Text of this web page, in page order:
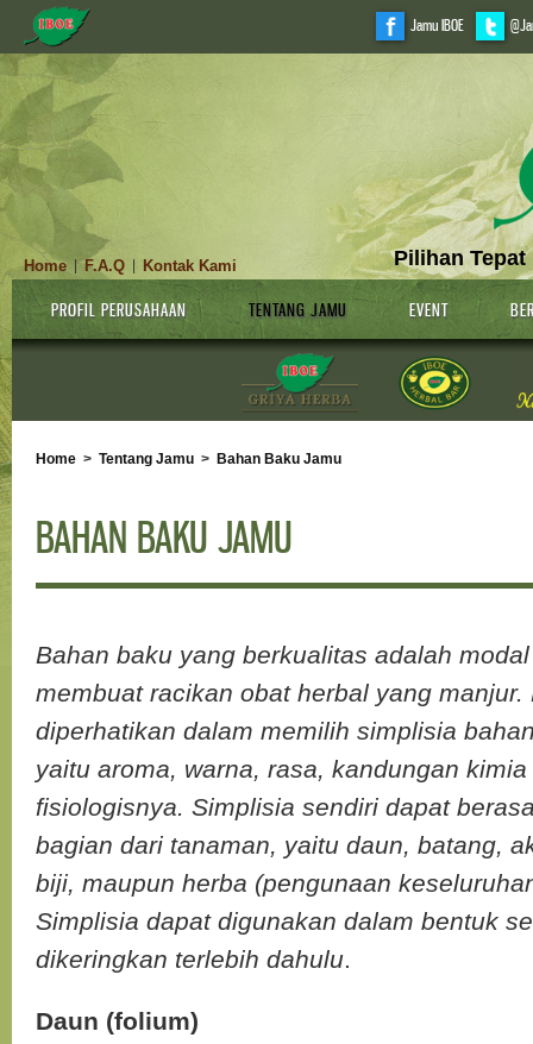
Jamu IBOE
Pilihan Tepat
Home |F.A.Q Kontak Kami
PROFIL PERUSAHAAN TENTANG JAMU EVENT
Home > Tentang Jamu > Bahan Baku Jamu
BAHAN BAKU JAMU
Bahan baku yang berkualitas adalah
membuat racikan obat herbal yang manjur.
diperhatikan dalam memilih simplisia
yaitu aroma, warna, rasa, kandungan
fisiologisnya. Simplisia sendiri dapat
bagian dari tanaman, yaitu daun, batang,
biji, maupun herba (pengunaan
Simplisia dapat digunakan dalam bentuk
dikeringkan terlebih dahulu.
Daun (folium)